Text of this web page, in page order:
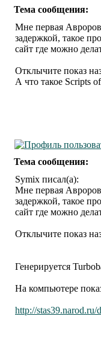
Тема сообщения:
Мне первая
задержкой, такое
сайт где можно
Отклычите показ
А что такое Scripts
Тема сообщения:
Symix писал(а):
Мне первая
задержкой, такое
сайт где можно
Отклычите показ
Генерируется
На компьютере
http://